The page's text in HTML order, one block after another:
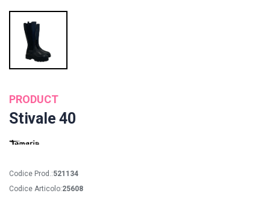
PRODUCT
Stivale 40
Codice Prod.:521134
Codice Articolo:25608